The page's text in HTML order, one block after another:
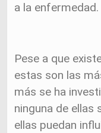
a la enfermedad.
Pese a que
estas son las
más se ha
ninguna de ellas
ellas puedan